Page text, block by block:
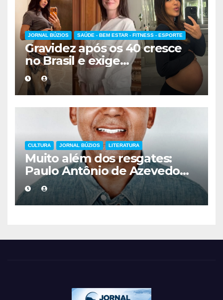
JORNAL BÚZIOS SAÚDE - BEM ESTAR - FITNESS - ESPORTE
Gravidez após os 40 cresce
no Brasil e exige
acompanhamento médico
mais cuidadoso
CULTURA JORNAL BÚZIOS LITERATURA
Muito além dos resgates:
Paulo Antônio de Azevedo
eterniza a coragem, a
humanidade e a missão dos
guarda-vidas na literatura